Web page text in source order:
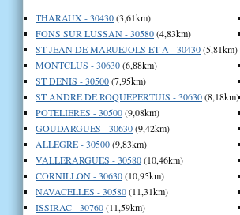
THARAUX - 30430(3,61km)
FONS SUR LUSSAN - 30580(4,83km)
ST JEAN DE MARUEJOLS ET A - 30430(5,81km)
MONTCLUS - 30630(6,88km)
ST DENIS - 30500(7,95km)
ST ANDRE DE ROQUEPERTUIS - 30630(8,18km)
POTELIERES - 30500(9,08km)
GOUDARGUES - 30630(9,42km)
ALLEGRE - 30500(9,83km)
VALLERARGUES - 30580(10,46km)
CORNILLON - 30630(10,95km)
NAVACELLES - 30580(11,31km)
ISSIRAC - 30760(11,59km)